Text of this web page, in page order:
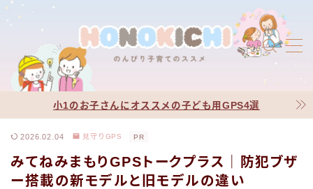
MENU
プロフィール
お問い合わせ jic jin-ifont-mail
サイトマップ jic jin-ifont-pc
小1のお子さんにオススメの子ども用GPS4選
2026.02.04 見守りGPS PR
みてねみまもりGPSトークプラス｜防犯ブザ
ー搭載の新モデルと旧モデルの違い